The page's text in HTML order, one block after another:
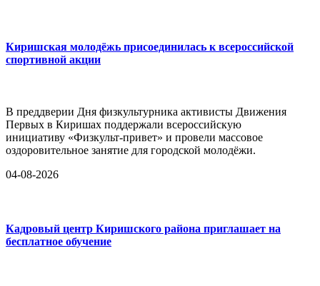
Киришская молодёжь присоединилась к всероссийской
спортивной акции
В преддверии Дня физкультурника активисты Движения
Первых в Киришах поддержали всероссийскую
инициативу «Физкульт-привет» и провели массовое
оздоровительное занятие для городской молодёжи.
04-08-2026
Кадровый центр Киришского района приглашает на
бесплатное обучение